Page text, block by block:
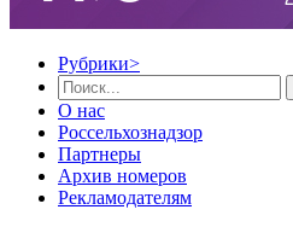
Рубрики>
О нас
Россельхознадзор
Партнеры
Архив номеров
Рекламодателям